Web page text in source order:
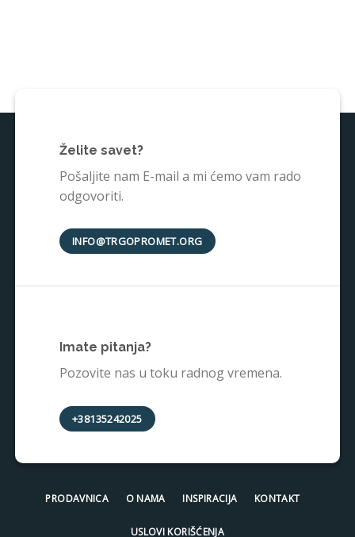
Želite savet?
Pošaljite nam E-mail a mi ćemo vam rado
odgovoriti.
INFO@TRGOPROMET.ORG
Imate pitanja?
Pozovite nas u toku radnog vremena.
+38135242025
PRODAVNICA O NAMA INSPIRACIJA KONTAKT
USLOVI KORIŠĆENJA